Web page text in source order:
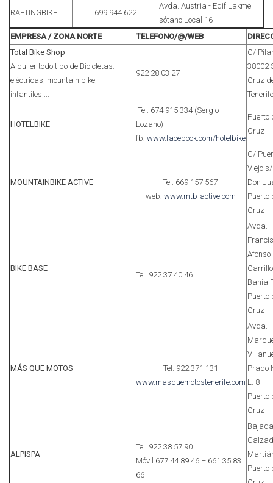
RAFTINGBIKE 699 944 622
Avda. Austria - Edif.Lakme
sótano Local 16
EMPRESA / ZONA NORTE
TELEFONO/@/WEB
Total Bike Shop
Alquiler todo tipo de Bicicletas:
eléctricas, mountain bike,
infantiles,...
922 28 03 27
C/
38002
Cruz
Tenerife
HOTELBIKE
Tel. 674 915 334 (Sergio
Lozano)
fb: www.facebook.com/hotelbike
Puerto
Cruz
MOUNTAINBIKE ACTIVE
Tel. 669 157 567
web: www.mtb-active.com
C/
Viejo
Don
Puerto
Cruz
BIKE BASE
Tel. 922 37 40 46
Avda.
Afonso
Bahia
Puerto
Cruz
MÁS QUE MOTOS
Tel. 922 371 131
www.masquemotostenerife.com
Avda.
Prado
L. 8
Puerto
Cruz
ALPISPA
Tel. 922 38 57 90
Móvil 677 44 89 46 – 661 35 83
66
Bajada
Puerto